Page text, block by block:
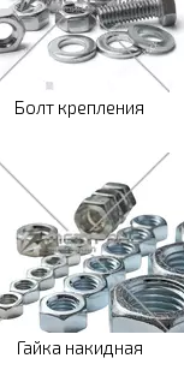
Болт крепления
Гайка накидная